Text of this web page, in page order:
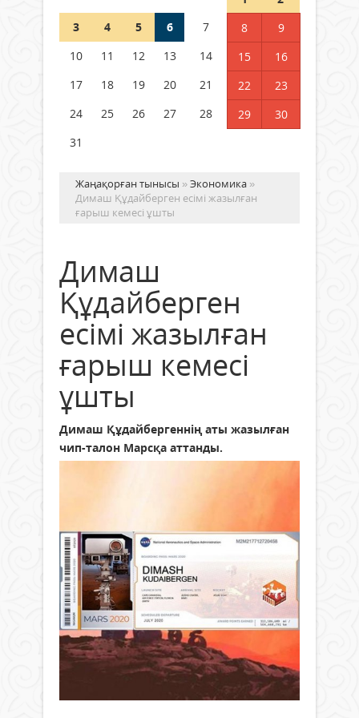
Қысқы демалыс 14 күн: 2026–
каникул кестесі бекітілді
04 тамыз 2026 ж.
3
4 5 6 7 8
9
10
11 12 13 14 15
16
17
18 19 20 21 22
23
24
25 26 27 28 29
30
31
Жаңақорған тынысы »Экономика »
Димаш Құдайберген есімі жазылған
ғарыш кемесі ұшты
Димаш
Құдайберген
есімі жазылған
ғарыш кемесі
ұшты
Димаш Құдайбергеннің аты жазылған
чип-талон Марсқа аттанды.